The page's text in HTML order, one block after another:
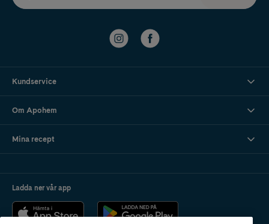
Kundservice
Om Apohem
Mina recept
Ladda ner vår app